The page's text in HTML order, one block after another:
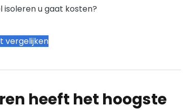
u gaat kosten?
vergelijken
heeft het hoogste